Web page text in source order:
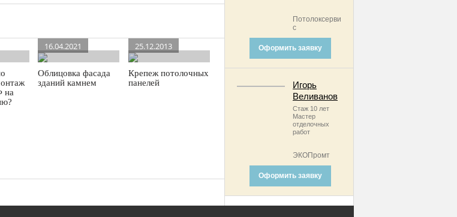
на
16.04.2021
Облицовка фасада
зданий камнем
25.12.2013
Крепеж потолочных
панелей
Потолоксерви
с
Оформить заявку
Игорь
Веливанов
Стаж 10 лет
Мастер
отделочных
работ
ЭКОПромт
Оформить заявку